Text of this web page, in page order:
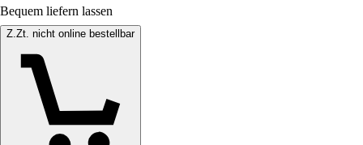
Bequem liefern lassen
Z.Zt. nicht online bestellbar